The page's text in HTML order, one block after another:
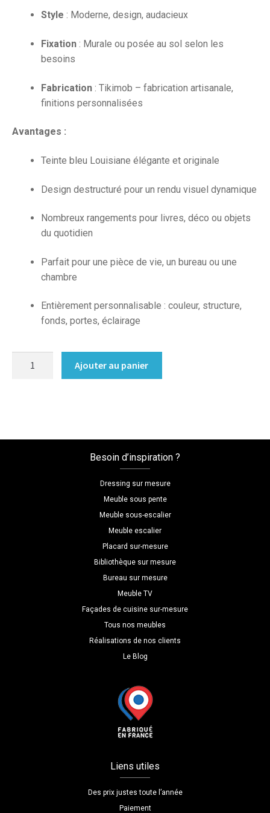
Style : Moderne, design, audacieux
Fixation : Murale ou posée au sol selon les
besoins
Fabrication : Tikimob – fabrication artisanale,
finitions personnalisées
Avantages :
Teinte bleu Louisiane élégante et originale
Design destructuré pour un rendu visuel dynamique
Nombreux rangements pour livres, déco ou objets
du quotidien
Parfait pour une pièce de vie, un bureau ou une
chambre
Entièrement personnalisable : couleur, structure,
fonds, portes, éclairage
Ajouter au panier
Besoin d’inspiration ?
Dressing sur mesure
Meuble sous pente
Meuble sous-escalier
Meuble escalier
Placard sur-mesure
Bibliothèque sur mesure
Bureau sur mesure
Meuble TV
Façades de cuisine sur-mesure
Tous nos meubles
Réalisations de nos clients
Le Blog
Liens utiles
Des prix justes toute l’année
Paiement